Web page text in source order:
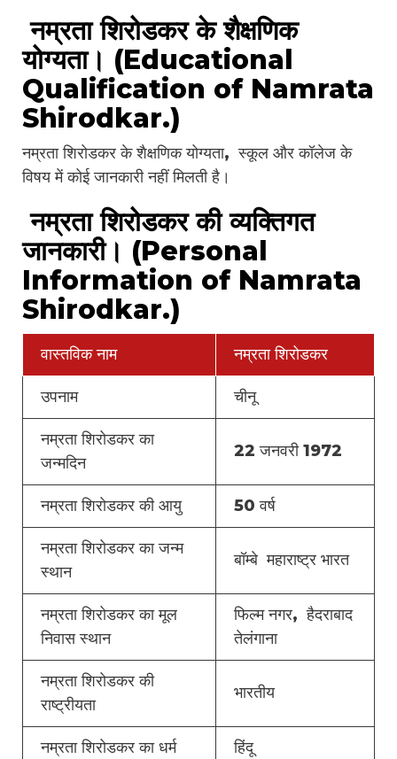
नम्रता शिरोडकर के शैक्षणिक
योग्यता। (Educational
Qualification of Namrata
Shirodkar.)
नम्रता शिरोडकर के शैक्षणिक योग्यता, स्कूल और कॉलेज के
विषय में कोई जानकारी नहीं मिलती है।
नम्रता शिरोडकर की व्यक्तिगत
जानकारी। (Personal
Information of Namrata
Shirodkar.)
वास्तविक नाम नम्रता शिरोडकर
उपनाम चीनू
नम्रता शिरोडकर का
जन्मदिन
22 जनवरी 1972
नम्रता शिरोडकर की आयु 50 वर्ष
नम्रता शिरोडकर का जन्म
स्थान
बॉम्बे महाराष्ट्र भारत
नम्रता शिरोडकर का मूल
निवास स्थान
फिल्म नगर, हैदराबाद
तेलंगाना
नम्रता शिरोडकर की
राष्ट्रीयता
भारतीय
नम्रता शिरोडकर का धर्म हिंदू